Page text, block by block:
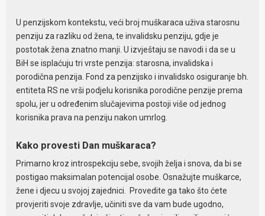
U penzijskom kontekstu, veći broj muškaraca uživa starosnu
penziju za razliku od žena, te invalidsku penziju, gdje je
postotak žena znatno manji. U izvještaju se navodi i da se u
BiH se isplaćuju tri vrste penzija: starosna, invalidska i
porodična penzija. Fond za penzijsko i invalidsko osiguranje bh.
entiteta RS ne vrši podjelu korisnika porodične penzije prema
spolu, jer u određenim slučajevima postoji više od jednog
korisnika prava na penziju nakon umrlog.
Kako provesti Dan muškaraca?
Primarno kroz introspekciju sebe, svojih želja i snova, da bi se
postigao maksimalan potencijal osobe. Osnažujte muškarce,
žene i djecu u svojoj zajednici. Provedite ga tako što ćete
provjeriti svoje zdravlje, učiniti sve da vam bude ugodno,